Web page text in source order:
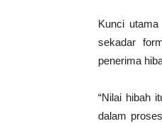
Kunci
sekadar
penerima
“Nilai hibah
dalam